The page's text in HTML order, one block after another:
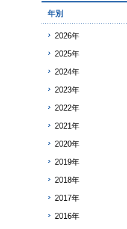
年別
2026年
2025年
2024年
2023年
2022年
2021年
2020年
2019年
2018年
2017年
2016年